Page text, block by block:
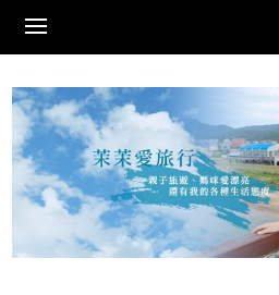
content